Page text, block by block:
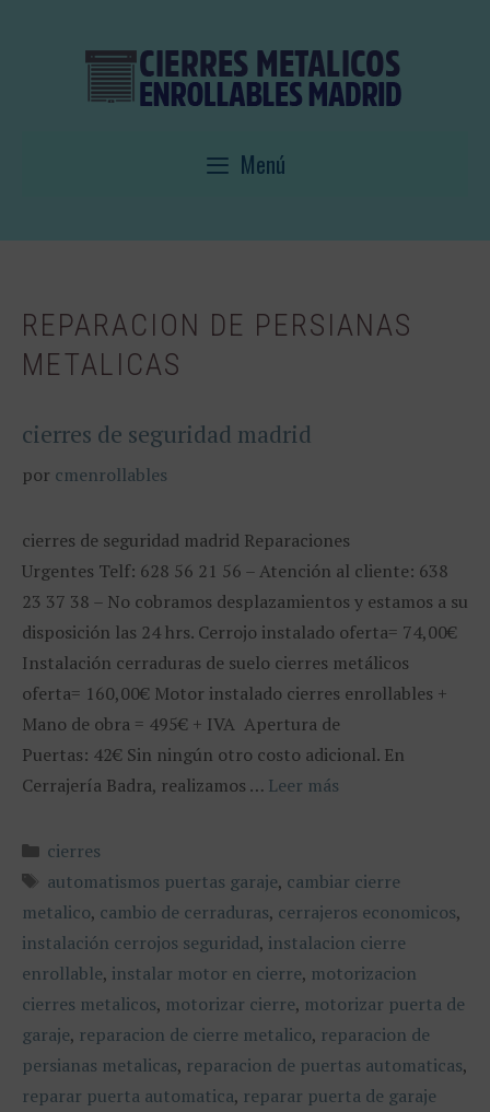
Menú
REPARACION DE PERSIANAS
METALICAS
cierres de seguridad madrid
por cmenrollables
cierres de seguridad madrid Reparaciones
Urgentes Telf: 628 56 21 56 – Atención al cliente: 638
23 37 38 – No cobramos desplazamientos y estamos a su
disposición las 24 hrs. Cerrojo instalado oferta= 74,00€
Instalación cerraduras de suelo cierres metálicos
oferta= 160,00€ Motor instalado cierres enrollables +
Mano de obra = 495€ + IVA Apertura de
Puertas: 42€ Sin ningún otro costo adicional. En
Cerrajería Badra, realizamos … Leer más
Categorías
cierres
Etiquetas
automatismos puertas garaje, cambiar cierre
metalico, cambio de cerraduras, cerrajeros economicos,
instalación cerrojos seguridad, instalacion cierre
enrollable, instalar motor en cierre, motorizacion
cierres metalicos, motorizar cierre, motorizar puerta de
garaje, reparacion de cierre metalico, reparacion de
persianas metalicas, reparacion de puertas automaticas,
reparar puerta automatica, reparar puerta de garaje